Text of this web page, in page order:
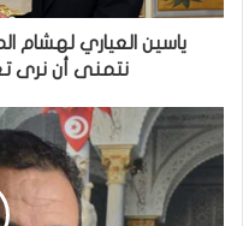
ياسين العياري لهشام
نتمنى أن نرى